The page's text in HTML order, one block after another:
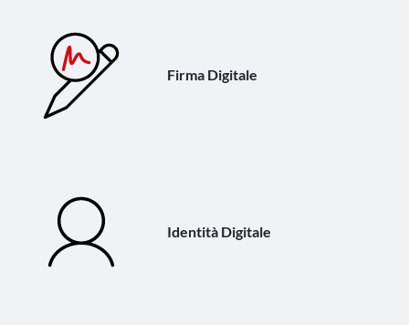
Firma Digitale
Identità Digitale